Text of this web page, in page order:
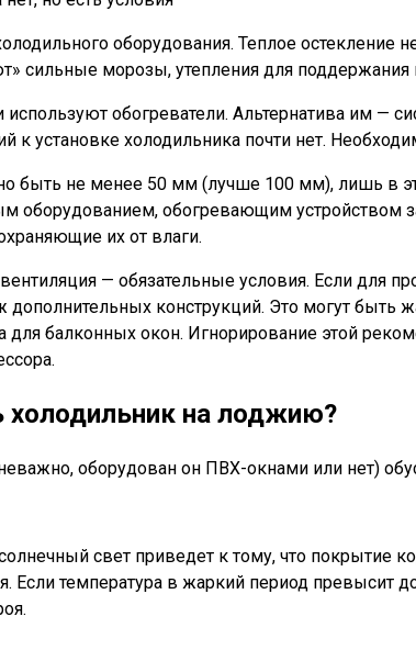
оборудования. Теплое остекление
сильные морозы, утепления для
обогреватели. Альтернатива им —
установке холодильника почти нет.
быть не менее 50 мм (лучше 100 мм), лишь
оборудованием, обогревающим устройством
их от влаги.
— обязательные условия. Если для
дополнительных конструкций. Это могут
балконных окон. Игнорирование этой
на лоджию?
оборудован он ПВХ-окнами или нет)
свет приведет к тому, что покрытие
Если температура в жаркий период